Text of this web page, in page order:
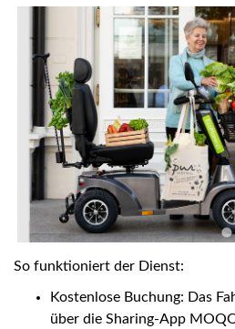
So funktioniert der Dienst:
Kostenlose Buchung: Das
über die Sharing-App